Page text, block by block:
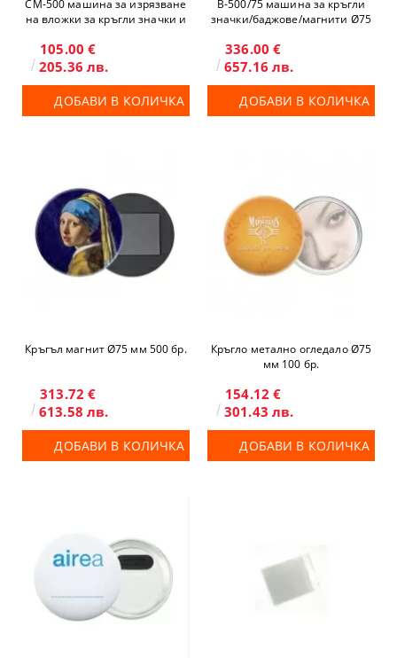
CM-500 машина за изрязване
на вложки за кръгли значки и
105.00 €
205.36 лв.
ДОБАВИ В КОЛИЧКА
B-500/75 машина за кръгли
значки/баджове/магнити Ø75
336.00 €
657.16 лв.
ДОБАВИ В КОЛИЧКА
Кръгъл магнит Ø75 мм 500 бр.
313.72 €
613.58 лв.
ДОБАВИ В КОЛИЧКА
Кръгло метално огледало Ø75
мм 100 бр.
154.12 €
301.43 лв.
ДОБАВИ В КОЛИЧКА